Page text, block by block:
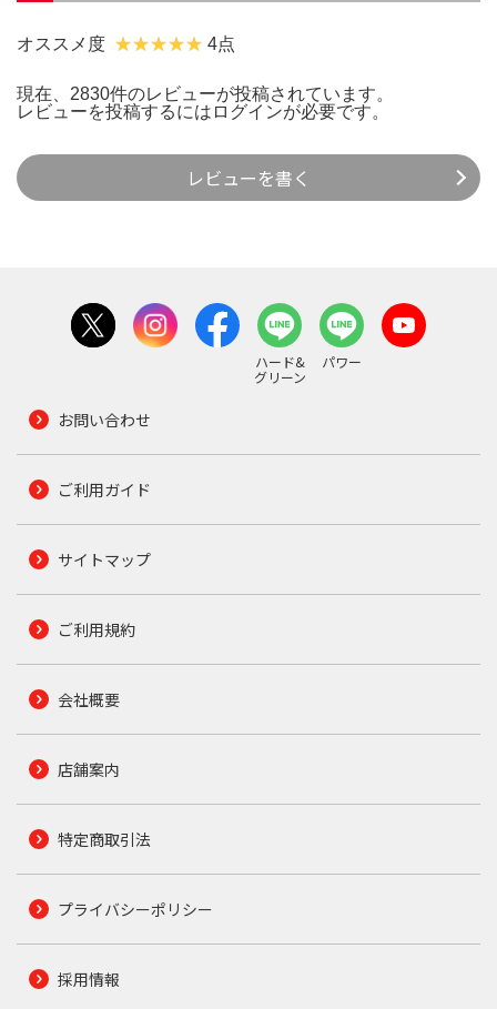
オススメ度 4点
現在、2830件のレビューが投稿されています。
レビューを投稿するには ログインが必要です。
レビューを書く
ハード&
グリーン
パワー
お問い合わせ
ご利用ガイド
サイトマップ
ご利用規約
会社概要
店舗案内
特定商取引法
プライバシーポリシー
採用情報